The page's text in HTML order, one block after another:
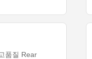
품질 Rear